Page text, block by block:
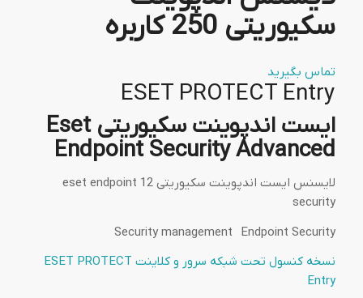
سکیوریتی 250 کاربره
تماس بگیرید
ایست اندپوینت سکیوریتی Eset
Endpoint Security Advanced
لایسنس ایست اندپوینت سکیوریتی 12 eset endpoint
security
Security management Endpoint Security
نسخه کنسول تحت شبکه سرور و کلاینت ESET PROTECT
Entry